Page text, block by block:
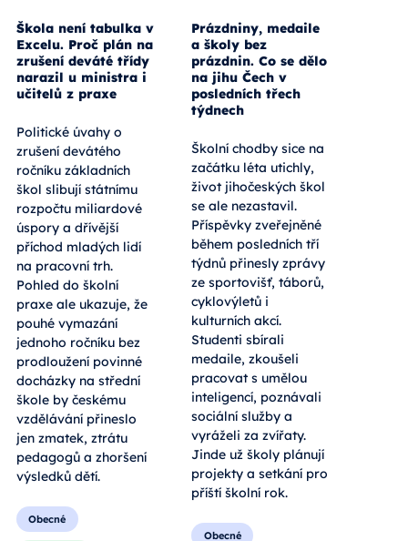
Škola není tabulka v
Excelu. Proč plán na
zrušení deváté třídy
narazil u ministra i
učitelů z praxe
Politické úvahy o
zrušení devátého
ročníku základních
škol slibují státnímu
rozpočtu miliardové
úspory a dřívější
příchod mladých lidí
na pracovní trh.
Pohled do školní
praxe ale ukazuje, že
pouhé vymazání
jednoho ročníku bez
prodloužení povinné
docházky na střední
škole by českému
vzdělávání přineslo
jen zmatek, ztrátu
pedagogů a zhoršení
výsledků dětí.
Obecné
Prázdniny, medaile
a školy bez
prázdnin. Co se dělo
na jihu Čech v
posledních třech
týdnech
Školní chodby sice na
začátku léta utichly,
život jihočeských škol
se ale nezastavil.
Příspěvky zveřejněné
během posledních tří
týdnů přinesly zprávy
ze sportovišť, táborů,
cyklovýletů i
kulturních akcí.
Studenti sbírali
medaile, zkoušeli
pracovat s umělou
inteligencí, poznávali
sociální služby a
vyráželi za zvířaty.
Jinde už školy plánují
projekty a setkání pro
příští školní rok.
Obecné